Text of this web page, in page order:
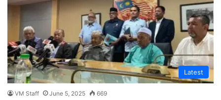
Latest
VM Staff June 5, 2025 669